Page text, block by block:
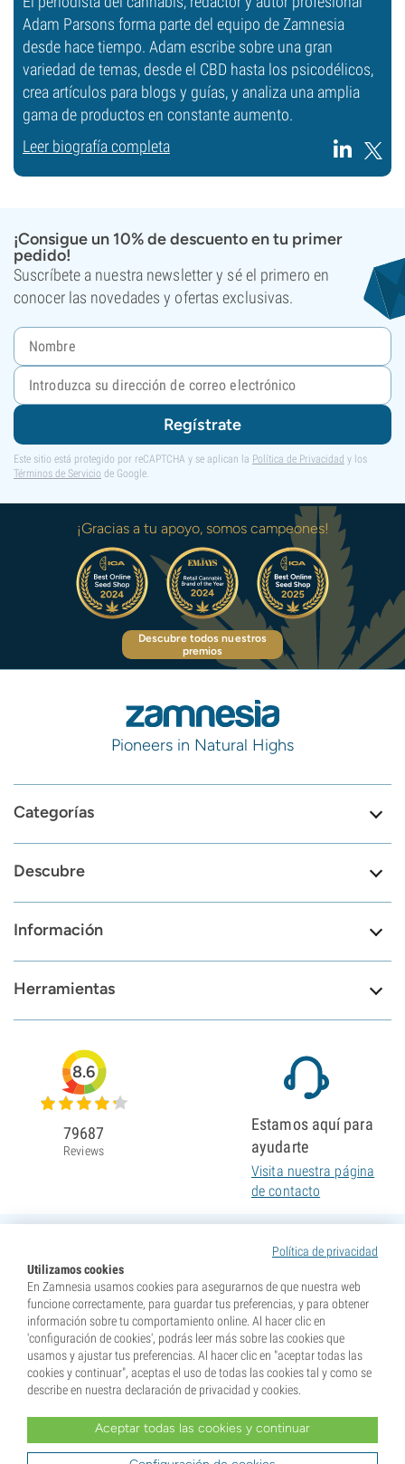
Adam Parsons forma parte del equipo de Zamnesia
desde hace tiempo. Adam escribe sobre una gran
variedad de temas, desde el CBD hasta los psicodélicos,
crea artículos para blogs y guías, y analiza una amplia
gama de productos en constante aumento.
Leer biografía completa
¡Consigue un 10% de descuento en tu primer
pedido!
Suscríbete a nuestra newsletter y sé el primero en
conocer las novedades y ofertas exclusivas.
Regístrate
Este sitio está protegido por reCAPTCHA y se aplican la Política de Privacidad y los
Términos de Servicio de Google.
¡Gracias a tu apoyo, somos campeones!
Descubre todos nuestros
premios
Pioneers in Natural Highs
Categorías
Descubre
Información
Herramientas
Política de privacidad
Utilizamos cookies
En Zamnesia usamos cookies para asegurarnos de que nuestra web
funcione correctamente, para guardar tus preferencias, y para obtener
información sobre tu comportamiento online. Al hacer clic en
'configuración de cookies', podrás leer más sobre las cookies que
usamos y ajustar tus preferencias. Al hacer clic en "aceptar todas las
cookies y continuar", aceptas el uso de todas las cookies tal y como se
describe en nuestra declaración de privacidad y cookies.
Aceptar todas las cookies y continuar
8.6
79687
Reviews
Estamos aquí para
ayudarte
Visita nuestra página
de contacto
* Nuestras semillas se venden como suvenires. La germinación de semillas es ilegal en muchos
tu lugar de residencia y que conoces las normativas locales. También eximes de toda responsabilidad a